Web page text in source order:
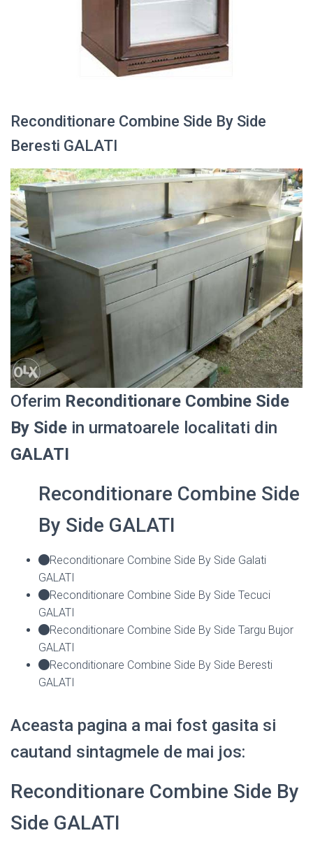
Reconditionare Combine Side By Side
Beresti GALATI
Oferim Reconditionare Combine Side
By Side in urmatoarele localitati din
GALATI
Reconditionare Combine Side
By Side GALATI
Reconditionare Combine Side By Side Galati
GALATI
Reconditionare Combine Side By Side Tecuci
GALATI
Reconditionare Combine Side By Side Targu Bujor
GALATI
Reconditionare Combine Side By Side Beresti
GALATI
Aceasta pagina a mai fost gasita si
cautand sintagmele de mai jos:
Reconditionare Combine Side By
Side GALATI